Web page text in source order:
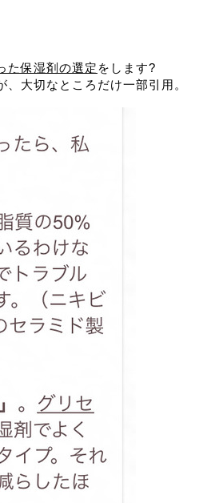
た保湿剤の選定 をします?
大切なところだけ一部引用。